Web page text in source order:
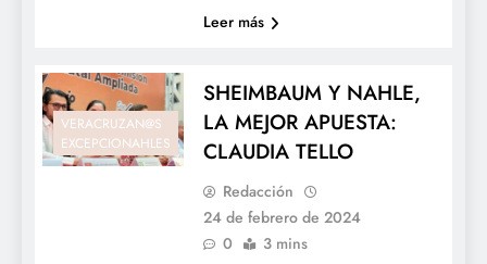
Leer más
VERACRUZAN@S
EXCEPCIONAHLES
SHEIMBAUM Y NAHLE,
LA MEJOR APUESTA:
CLAUDIA TELLO
Redacción
24 de febrero de 2024
0
3 mins